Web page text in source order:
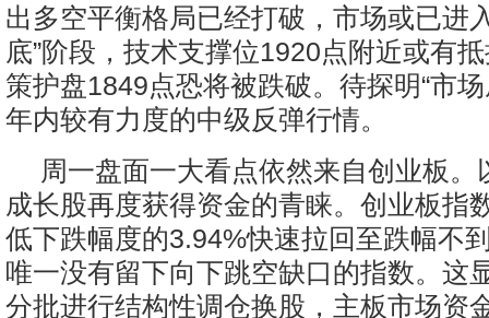
出多空平衡格局已经打破，市场或已进
底”阶段，技术支撑位1920点附近或有
策护盘1849点恐将被跌破。待探明“市
年内较有力度的中级反弹行情。
周一盘面一大看点依然来自创业板。
成长股再度获得资金的青睐。创业板指
低下跌幅度的3.94%快速拉回至跌幅不
唯一没有留下向下跳空缺口的指数。这
分批进行结构性调仓换股，主板市场资